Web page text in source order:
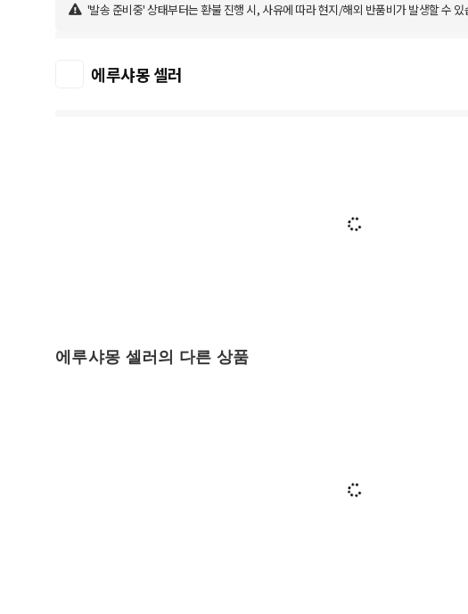
'발송 준비중' 상태부터는 환불 진행 시, 사유에 따라 현지/해외 반품비가 발생할 수 있
에루샤몽 셀러
에루샤몽 셀러의 다른 상품